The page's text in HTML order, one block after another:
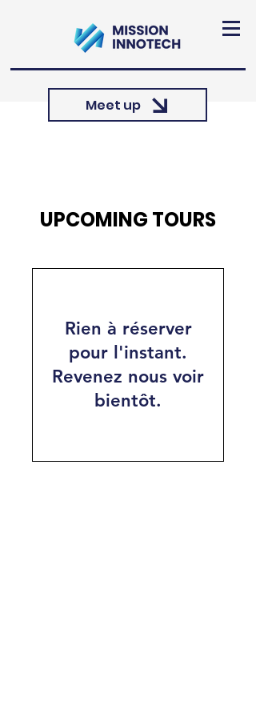
Meet up
UPCOMING TOURS
Rien à réserver
pour l'instant.
Revenez nous voir
bientôt.